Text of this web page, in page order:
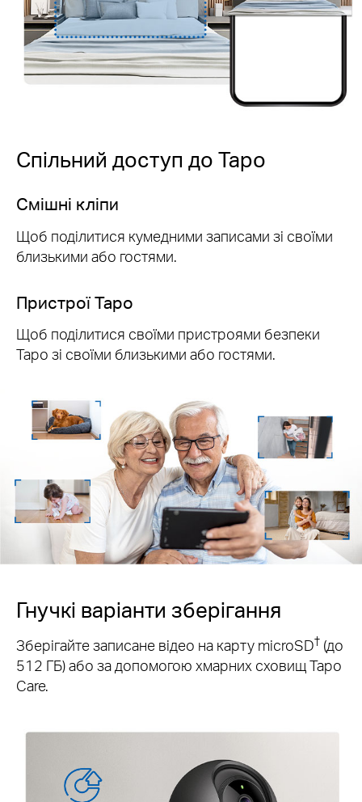
Спільний доступ до Tapo
Смішні кліпи
Щоб поділитися кумедними записами зі своїми
близькими або гостями.
Пристрої Tapo
Щоб поділитися своїми пристроями безпеки
Tapo зі своїми близькими або гостями.
Гнучкі варіанти зберігання
Зберігайте записане відео на карту microSD† (до
512 ГБ) або за допомогою хмарних сховищ Tapo
Care.